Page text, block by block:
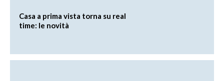
Casa a prima vista torna su real
time: le novità